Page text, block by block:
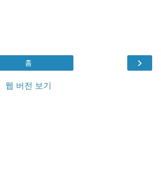
›
홈
웹 버전 보기